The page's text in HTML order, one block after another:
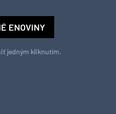
ENOVINY
jedným kliknutím.